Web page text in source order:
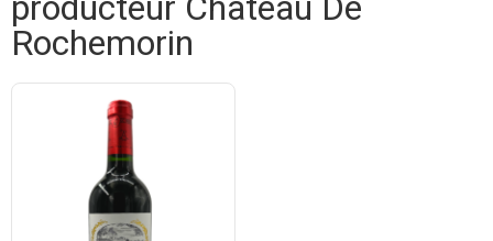
Rochemorin